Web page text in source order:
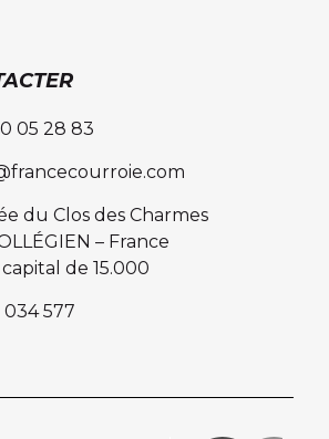
05 28 83
du Clos des Charmes
– France
de 15.000
034 577